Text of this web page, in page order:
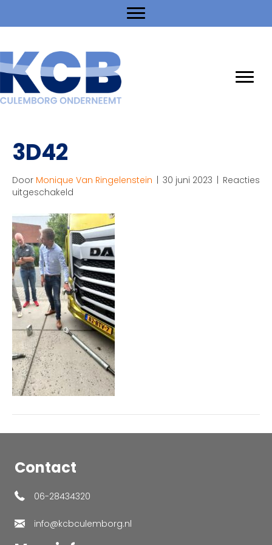
3D42
Door Monique Van Ringelenstein | 30 juni 2023 | Reacties
uitgeschakeld
Contact
06-28434320
info@kcbculemborg.nl